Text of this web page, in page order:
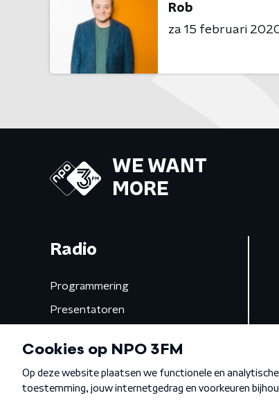
Rob
za 15 februari
WE WANT
MORE
Radio
Programmering
Presentatoren
Gemist
Algemene voorwaarden Privacybeleid